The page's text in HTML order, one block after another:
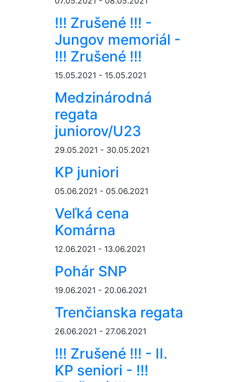
!!! Zrušené !!! -
Jungov memoriál -
!!! Zrušené !!!
15.05.2021 - 15.05.2021
Medzinárodná
regata
juniorov/U23
29.05.2021 - 30.05.2021
KP juniori
05.06.2021 - 05.06.2021
Veľká cena
Komárna
12.06.2021 - 13.06.2021
Pohár SNP
19.06.2021 - 20.06.2021
Trenčianska regata
26.06.2021 - 27.06.2021
!!! Zrušené !!! - II.
KP seniori - !!!